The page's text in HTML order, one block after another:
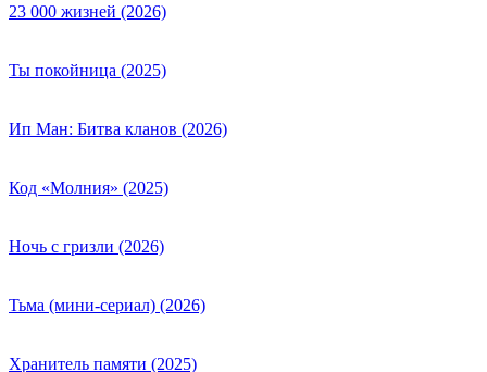
23 000 жизней (2026)
Ты покойница (2025)
Ип Ман: Битва кланов (2026)
Код «Молния» (2025)
Ночь с гризли (2026)
Тьма (мини-сериал) (2026)
Хранитель памяти (2025)